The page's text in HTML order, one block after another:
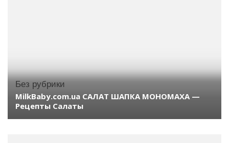
Без рубрики
MilkBaby.com.ua САЛАТ ШАПКА МОНОМАХА —
Рецепты Салаты